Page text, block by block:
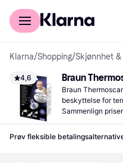
For kunder
Klarna/Shopping/Skjønnhet
4,6 Braun
Braun
beskyttelse for
målinger og er
modeller.
Sammenlign
Prøv fleksible